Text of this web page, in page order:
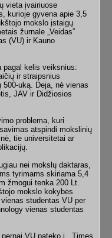
vieta įvairiuose
kurioje gyvena apie 3,5
mokslo įstaigų
žurnale „Veidas”
(VU) ir Kauno
pagal kelis veiksnius:
ir straipsnius
uką. Deja, nė vienas
JAV ir Didžiosios
problema, kuri
atspindi mokslinių
tie universitetai ar
nei mokslų daktaras,
tyrimams skiriama 5,4
žmogui tenka 200 Lt.
mokslo kokybės
studentas VU per
vienas studentas
VU pateko į ,,Times